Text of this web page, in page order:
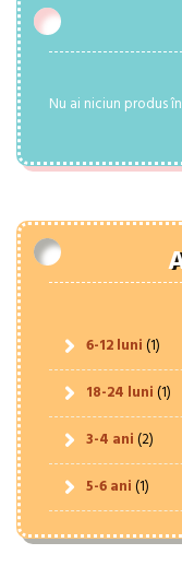
Nu ai niciun produs
6-12 luni(1)
18-24 luni(1)
3-4 ani(2)
5-6 ani(1)